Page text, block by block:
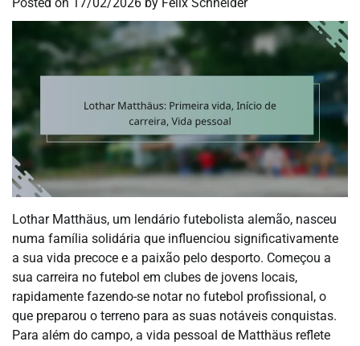
Lothar Matthäus, um lendário futebolista alemão, nasceu
numa família solidária que influenciou significativamente
a sua vida precoce e a paixão pelo desporto. Começou a
sua carreira no futebol em clubes de jovens locais,
rapidamente fazendo-se notar no futebol profissional, o
que preparou o terreno para as suas notáveis conquistas.
Para além do campo, a vida pessoal de Matthäus reflete